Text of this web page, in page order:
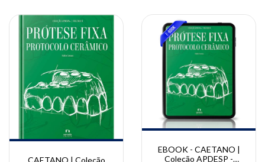
CAETANO | Coleção
EBOOK - CAETANO |
Coleção APDESP -